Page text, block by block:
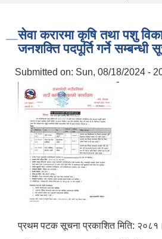
सेवा करारमा कृषि तथा पशु
जनशक्ति पदपूर्ति गर्ने सम्बन्धी
Submitted on: Sun, 08/18/2024 -
प्रथम पटक सूचना प्रकाशित मिति: